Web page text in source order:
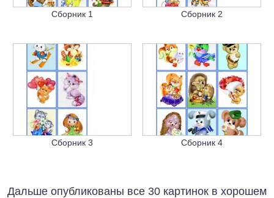
Сборник 1 Сборник 2
Сборник 3 Сборник 4
Дальше опубликованы все 30 картинок в хорошем